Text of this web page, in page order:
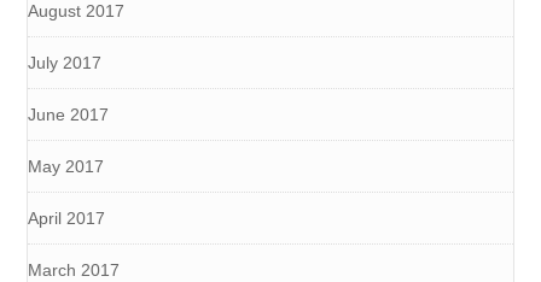
August 2017
July 2017
June 2017
May 2017
April 2017
March 2017